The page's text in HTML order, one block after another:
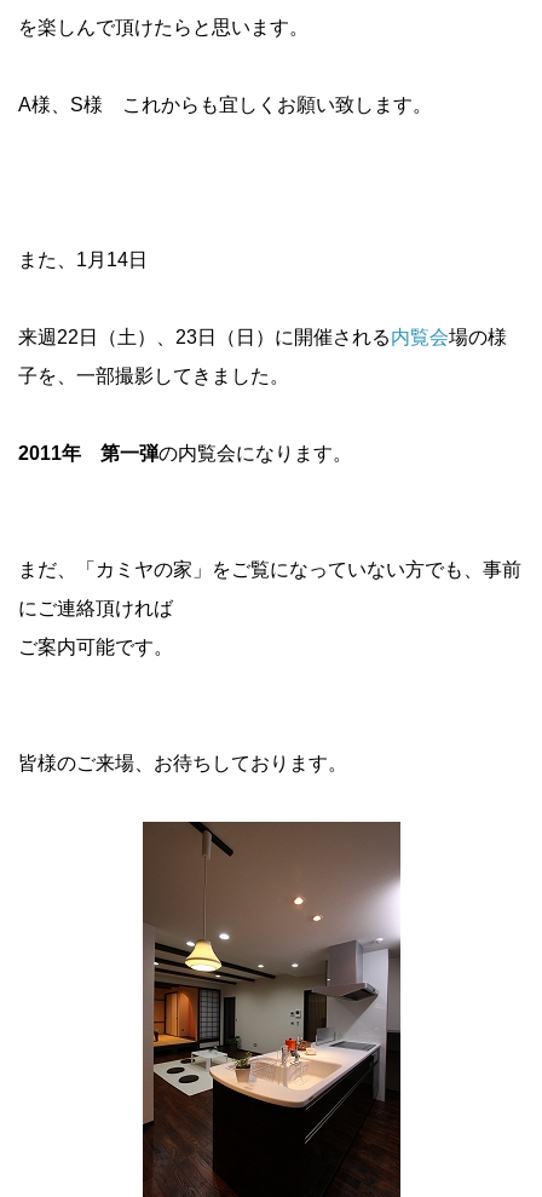
を楽しんで頂けたらと思います。
A様、S様 これからも宜しくお願い致します。
また、1月14日
来週22日（土）、23日（日）に開催される内覧会場の様
子を、一部撮影してきました。
2011年 第一弾の内覧会になります。
まだ、「カミヤの家」をご覧になっていない方でも、事前
にご連絡頂ければ
ご案内可能です。
皆様のご来場、お待ちしております。